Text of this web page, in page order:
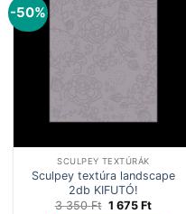
-50%
SCULPEY TEXTÚRÁK
Sculpey textúra landscape
2db KIFUTÓ!
3 350Ft Original
1 675FtCurrent